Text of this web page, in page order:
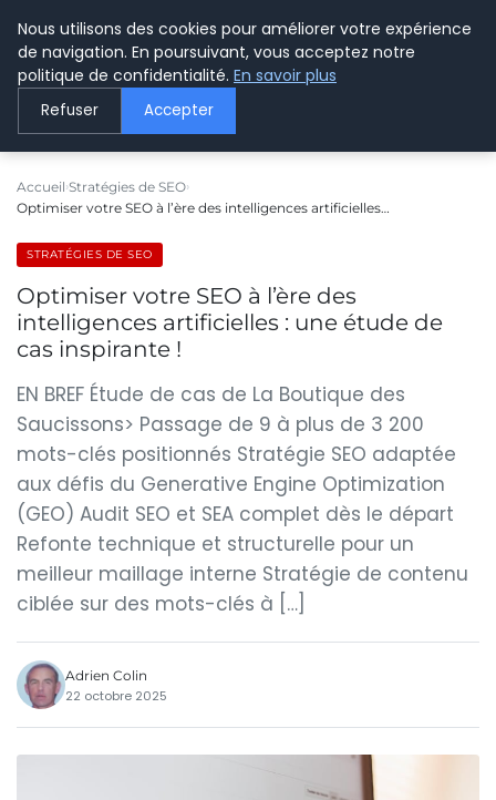
LE WEBMARKETING
Accueil Stratégies de SEO
Optimiser votre SEO à l’ère des intelligences artificielles…
STRATÉGIES DE SEO
Optimiser votre SEO à l’ère des
intelligences artificielles : une étude de
cas inspirante !
EN BREF Étude de cas de La Boutique des
Saucissons> Passage de 9 à plus de 3 200
mots-clés positionnés Stratégie SEO adaptée
aux défis du Generative Engine Optimization
(GEO) Audit SEO et SEA complet dès le départ
Refonte technique et structurelle pour un
meilleur maillage interne Stratégie de contenu
ciblée sur des mots-clés à […]
Adrien Colin
22 octobre 2025
Nous utilisons des cookies pour améliorer votre expérience
de navigation. En poursuivant, vous acceptez notre
politique de confidentialité. En savoir plus
Refuser Accepter